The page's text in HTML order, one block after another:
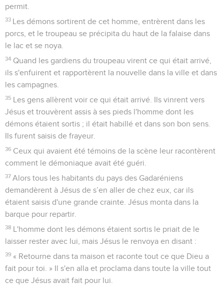
permit.
33 Les démons sortirent de cet homme, entrèrent dans les
porcs, et le troupeau se précipita du haut de la falaise dans
le lac et se noya.
34 Quand les gardiens du troupeau virent ce qui était arrivé,
ils s'enfuirent et rapportèrent la nouvelle dans la ville et dans
les campagnes.
35 Les gens allèrent voir ce qui était arrivé. Ils vinrent vers
Jésus et trouvèrent assis à ses pieds l'homme dont les
démons étaient sortis ; il était habillé et dans son bon sens.
Ils furent saisis de frayeur.
36 Ceux qui avaient été témoins de la scène leur racontèrent
comment le démoniaque avait été guéri.
37 Alors tous les habitants du pays des Gadaréniens
demandèrent à Jésus de s’en aller de chez eux, car ils
étaient saisis d'une grande crainte. Jésus monta dans la
barque pour repartir.
38 L'homme dont les démons étaient sortis le priait de le
laisser rester avec lui, mais Jésus le renvoya en disant :
39 « Retourne dans ta maison et raconte tout ce que Dieu a
fait pour toi. » Il s'en alla et proclama dans toute la ville tout
ce que Jésus avait fait pour lui.